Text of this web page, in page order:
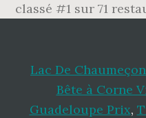
classé #1 sur 71
Lac De
Bête à Corne
Guadeloupe Prix,